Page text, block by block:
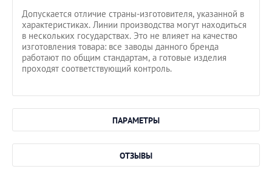
Допускается отличие страны-изготовителя, указанной в
характеристиках. Линии производства могут находиться
в нескольких государствах. Это не влияет на качество
изготовления товара: все заводы данного бренда
работают по общим стандартам, а готовые изделия
проходят соответствующий контроль.
ПАРАМЕТРЫ
ОТЗЫВЫ